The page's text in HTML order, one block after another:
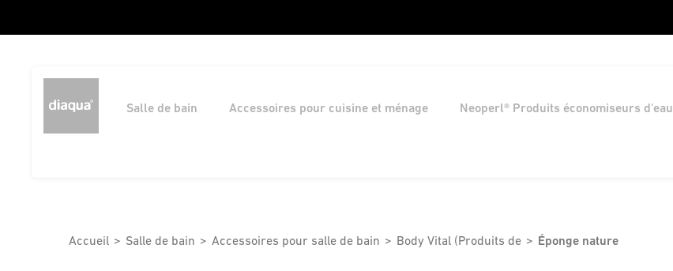
Salle de bain Accessoires pour cuisine et ménage Neoperl® Produits économiseurs d'eau
Accueil Salle de bain Accessoires pour salle de bain Body Vital (Produits de Éponge nature